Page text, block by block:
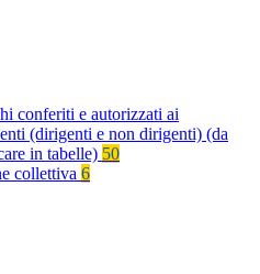
conferiti e autorizzati ai
(dirigenti e non dirigenti) (da
in tabelle) 50
collettiva 6